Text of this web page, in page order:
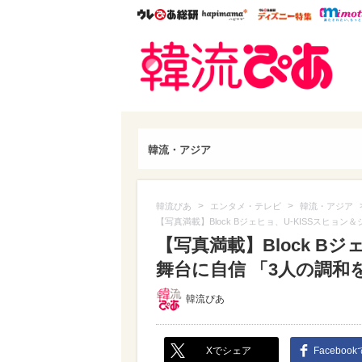
ウレぴあ総研ハピママ*
ウレぴ
韓流・アジア
韓流ぴあ > エンタメ・テレビ > 韓流・アジア
【写真満載】Block Bジェヒョ、U-KISSスヒョン
【写真満載】Block Bジ
舞台に自信 「3人の調和
韓流ぴあ
Xでシェア Facebook